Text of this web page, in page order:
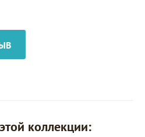
коллекции: